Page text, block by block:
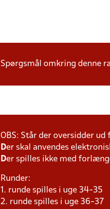
Spørgsmål omkring denne
OBS: Står der oversidder
Der skal anvendes
Der spilles ikke med
Runder:
1. runde spilles i uge 34-35
2. runde spilles i uge 36-37